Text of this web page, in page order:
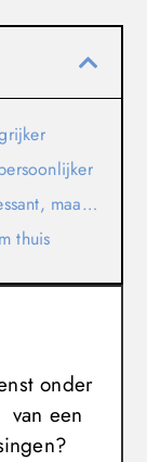
Zonnepanelen blijven interessant, maar de rekensom verandert
thuis
onder
van een